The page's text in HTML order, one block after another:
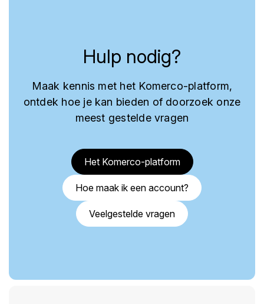
Hulp nodig?
Maak kennis met het Komerco-platform,
ontdek hoe je kan bieden of doorzoek onze
meest gestelde vragen
Het Komerco-platform
Hoe maak ik een account?
Veelgestelde vragen